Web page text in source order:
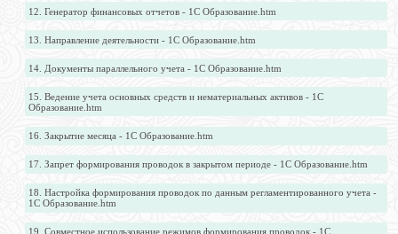
12. Генератор финансовых отчетов - 1С Образование.htm
13. Направление деятельности - 1С Образование.htm
14. Документы параллельного учета - 1С Образование.htm
15. Ведение учета основных средств и нематериальных активов - 1С
Образование.htm
16. Закрытие месяца - 1С Образование.htm
17. Запрет формирования проводок в закрытом периоде - 1С Образование.htm
18. Настройка формирования проводок по данным регламентированного учета -
1С Образование.htm
19. Совместное использование режимов формирования проводок - 1С